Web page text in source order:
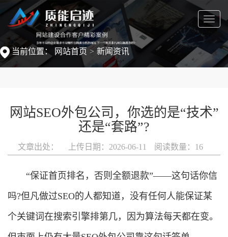
菜
单
当前位置： 网站首页 新闻资讯
网站SEO外包公司，你选的是“技术”
还是“套路”?
文章出处： 上传日期：2026-06-11 阅读数量： 16
“保证首页排名，否则全额退款”——这句话你信
吗?但凡做过SEO的人都知道，没有任何人能保证某
个关键词在搜索引擎排第几，因为算法每天都在变。